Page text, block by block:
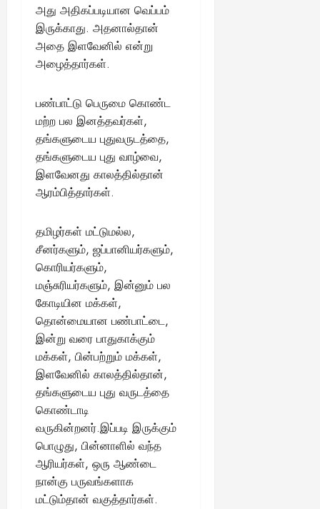
அது அதிகப்படியான வெப்பம்
இருக்காது. அதனால்தான்
அதை இளவேனில் என்று
அழைத்தார்கள்.
பண்பாட்டு பெருமை கொண்ட
மற்ற பல இனத்தவர்கள்,
தங்களுடைய புதுவருடத்தை,
தங்களுடைய புது வாழ்வை,
இளவேனது காலத்தில்தான்
ஆரம்பித்தார்கள்.
தமிழர்கள் மட்டுமல்ல,
சீனர்களும், ஜப்பானியர்களும்,
கொரியர்களும்,
மஞ்சுரியர்களும், இன்னும் பல
கோடியின மக்கள்,
தொன்மையான பண்பாட்டை,
இன்று வரை பாதுகாக்கும்
மக்கள், பின்பற்றும் மக்கள்,
இளவேனில் காலத்தில்தான்,
தங்களுடைய புது வருடத்தை
கொண்டாடி
வருகின்றனர்.இப்படி இருக்கும்
பொழுது, பின்னாளில் வந்த
ஆரியர்கள், ஒரு ஆண்டை
நான்கு பருவங்களாக
மட்டும்தான் வகுத்தார்கள்.